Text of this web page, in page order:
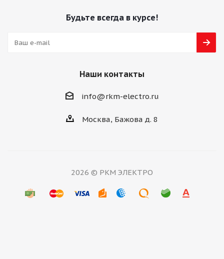
Будьте всегда в курсе!
Наши контакты
info@rkm-electro.ru
Москва, Бажова д. 8
2026 © РКМ ЭЛЕКТРО